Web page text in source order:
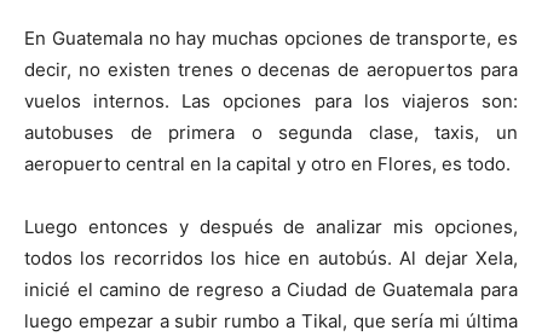
En Guatemala no hay muchas opciones de transporte, es
decir, no existen trenes o decenas de aeropuertos para
vuelos internos. Las opciones para los viajeros son:
autobuses de primera o segunda clase, taxis, un
aeropuerto central en la capital y otro en Flores, es todo.
Luego entonces y después de analizar mis opciones,
todos los recorridos los hice en autobús. Al dejar Xela,
inicié el camino de regreso a Ciudad de Guatemala para
luego empezar a subir rumbo a Tikal, que sería mi última